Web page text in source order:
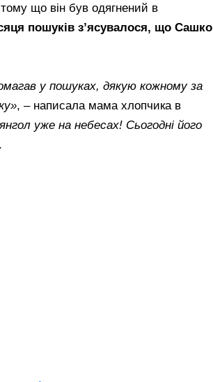
що він був одягнений в
пошуків з’ясувалося, що Сашко
у пошуках, дякую кожному за
, – написала мама хлопчика в
уже на небесах! Сьогодні його